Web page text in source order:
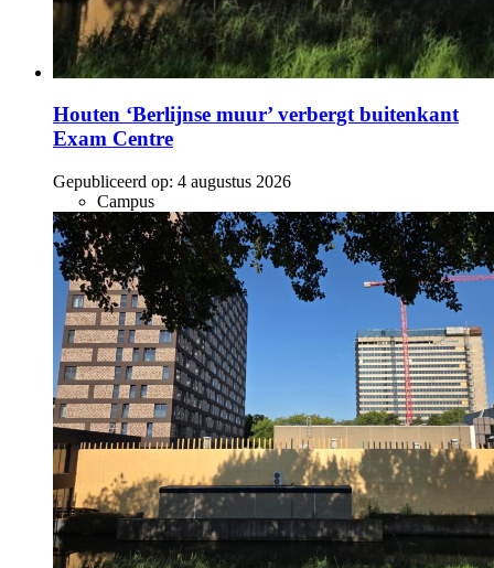
Houten ‘Berlijnse muur’ verbergt buitenkant
Exam Centre
Gepubliceerd op: 4 augustus 2026
Campus